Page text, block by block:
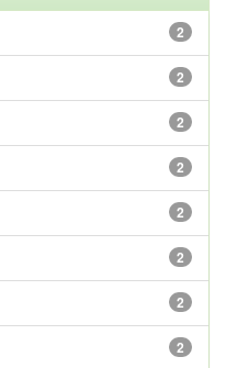
2
2
2
2
2
2
2
2